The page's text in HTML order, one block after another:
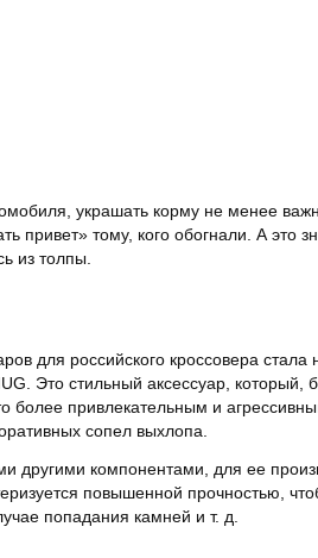
украшать корму не менее
привет» тому, кого обогнали. А это
из толпы.
для российского кроссовера
Это стильный аксессуар, который,
более привлекательным и
сопел выхлопа.
другими компонентами, для ее
повышенной прочностью,
попадания камней и т. д.